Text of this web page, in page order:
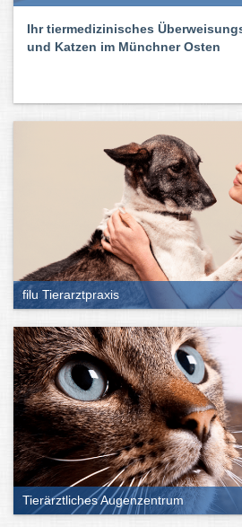
Ihr tiermedizinisches
und Katzen im Münchner Osten
filu Tierarztpraxis
Tierärztliches Augenzentrum